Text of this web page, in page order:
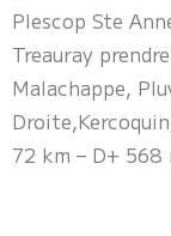
Plescop Ste
Treauray
Malachappe,
72 km – D+ 568